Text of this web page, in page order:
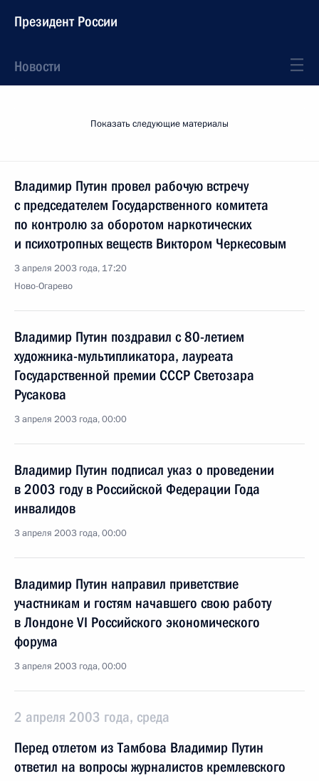
Президент России
Новости
Показать следующие материалы
Владимир Путин провел рабочую встречу
с председателем Государственного комитета
по контролю за оборотом наркотических
и психотропных веществ Виктором Черкесовым
3 апреля 2003 года, 17:20
Ново-Огарево
Владимир Путин поздравил с 80-летием
художника-мультипликатора, лауреата
Государственной премии СССР Светозара
Русакова
3 апреля 2003 года, 00:00
Владимир Путин подписал указ о проведении
в 2003 году в Российской Федерации Года
инвалидов
3 апреля 2003 года, 00:00
Владимир Путин направил приветствие
участникам и гостям начавшего свою работу
в Лондоне VI Российского экономического
форума
3 апреля 2003 года, 00:00
2 апреля 2003 года, среда
Перед отлетом из Тамбова Владимир Путин
ответил на вопросы журналистов кремлевского